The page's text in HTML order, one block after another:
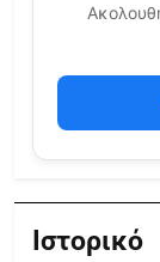
Ιστορικό